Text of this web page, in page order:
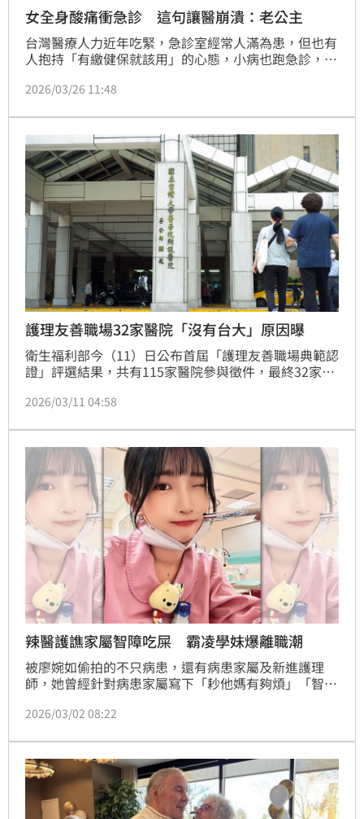
女全身酸痛衝急診 這句讓醫崩潰：老公主
台灣醫療人力近年吃緊，急診室經常人滿為患，但也有
人抱持「有繳健保就該用」的心態，小病也跑急診，導
前來掛急診，自稱長期有多種身體不適，但進一步詢問
一下」，讓醫師當場相當崩潰，並建議她改至門診就
醫。未料女子還表示沒人帶她去，甚至不滿醫師態度，
最後直接放棄看診，讓醫師無奈直呼宛如遇到「老公
主」。
2026/03/26 11:48
護理友善職場32家醫院「沒有台大」原因曝
衛生福利部今（11）日公布首屆「護理友善職場典範認
證」評選結果，共有115家醫院參與徵件，最終32家脫
用於護理人員。不過，32家醫院裡的6家醫學中心中，
長蔡淑鳳表示，此次為首屆，有些醫院覺得還沒準備好
而未報名，如台大醫院並未報名、北榮則未進入前六
名。（記者：簡浩正）
2026/03/11 04:58
辣醫護譙家屬智障吃屎 霸凌學妹爆離職潮
被廖婉如偷拍的不只病患，還有病患家屬及新進護理
師，她曾經針對病患家屬寫下「耖他媽有夠煩」「智障
上傳1張患者躺在病床上的照片，寫道：「病人兒子說
管，完全不顧家屬的感受。
2026/03/02 08:22